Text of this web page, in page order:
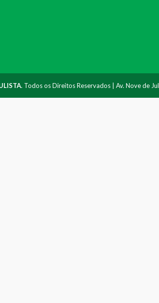
. Todos os Direitos Reservados | Av. Nove de